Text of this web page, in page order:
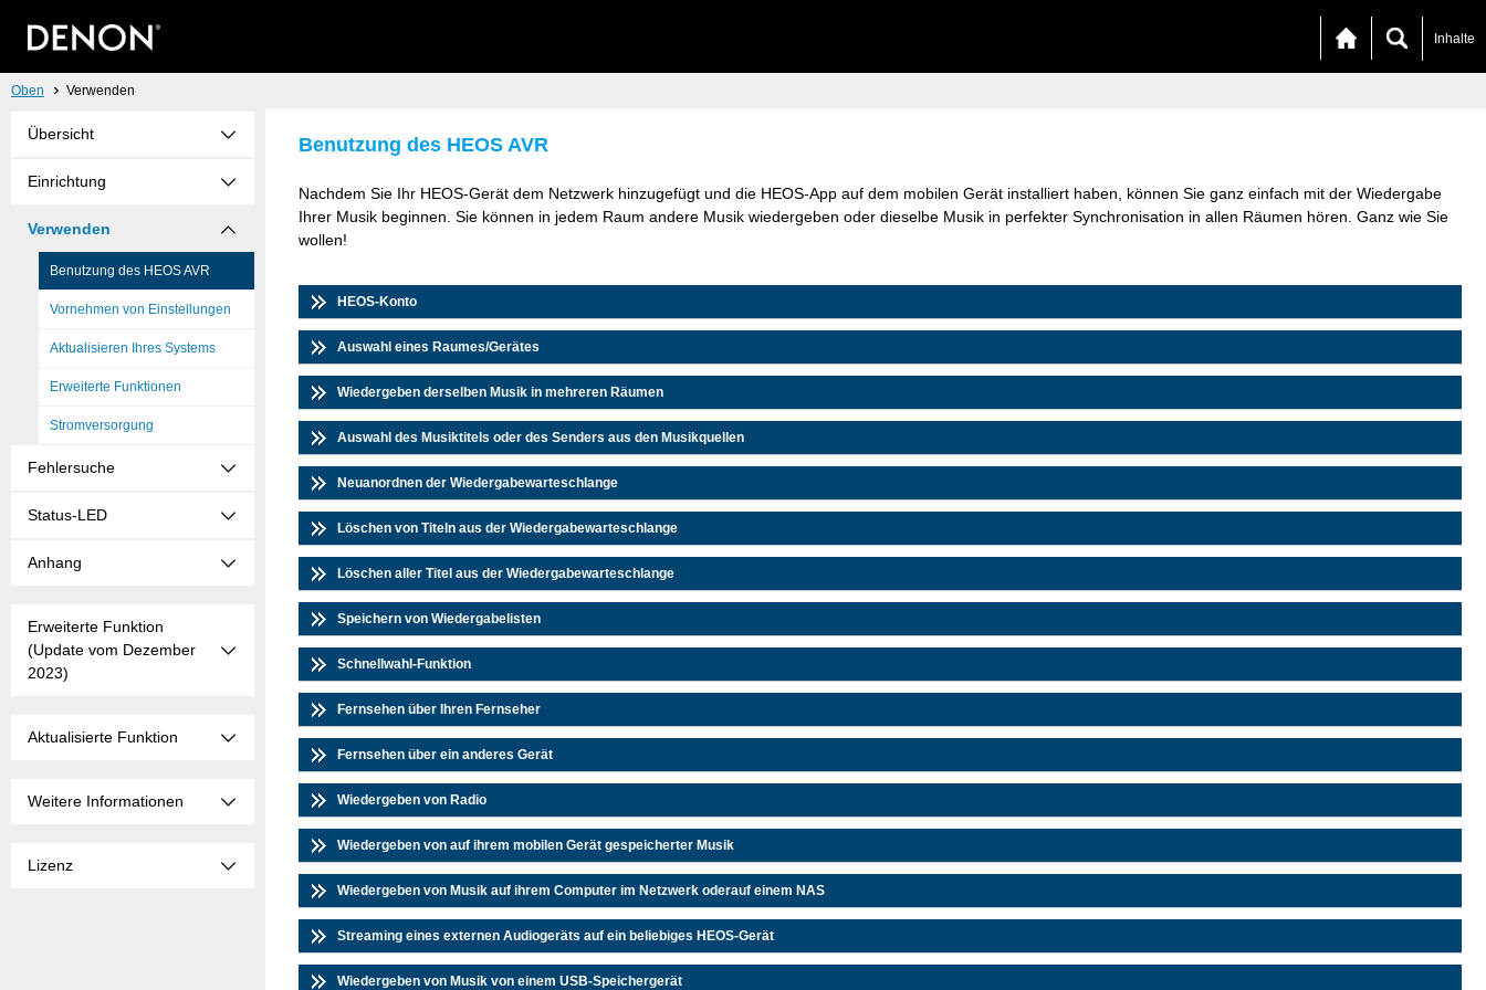
Inhalte
Oben Verwenden
Übersicht
Einrichtung
Verwenden
Benutzung des HEOS AVR
Vornehmen von Einstellungen
Aktualisieren Ihres Systems
Erweiterte Funktionen
Stromversorgung
Fehlersuche
Status-LED
Anhang
Erweiterte Funktion
(Update vom Dezember
2023)
Aktualisierte Funktion
Weitere Informationen
Lizenz
Benutzung des HEOS AVR
Nachdem Sie Ihr HEOS-Gerät dem Netzwerk hinzugefügt und die HEOS-App auf dem mobilen Gerät installiert haben, können Sie ganz einfach mit der Wiedergabe
Ihrer Musik beginnen. Sie können in jedem Raum andere Musik wiedergeben oder dieselbe Musik in perfekter Synchronisation in allen Räumen hören. Ganz wie Sie
wollen!
HEOS-Konto
Auswahl eines Raumes/Gerätes
Wiedergeben derselben Musik in mehreren Räumen
Auswahl des Musiktitels oder des Senders aus den Musikquellen
Neuanordnen der Wiedergabewarteschlange
Löschen von Titeln aus der Wiedergabewarteschlange
Löschen aller Titel aus der Wiedergabewarteschlange
Speichern von Wiedergabelisten
Schnellwahl-Funktion
Fernsehen über Ihren Fernseher
Fernsehen über ein anderes Gerät
Wiedergeben von Radio
Wiedergeben von auf ihrem mobilen Gerät gespeicherter Musik
Wiedergeben von Musik auf ihrem Computer im Netzwerk oderauf einem NAS
Streaming eines externen Audiogeräts auf ein beliebiges HEOS-Gerät
Wiedergeben von Musik von einem USB-Speichergerät